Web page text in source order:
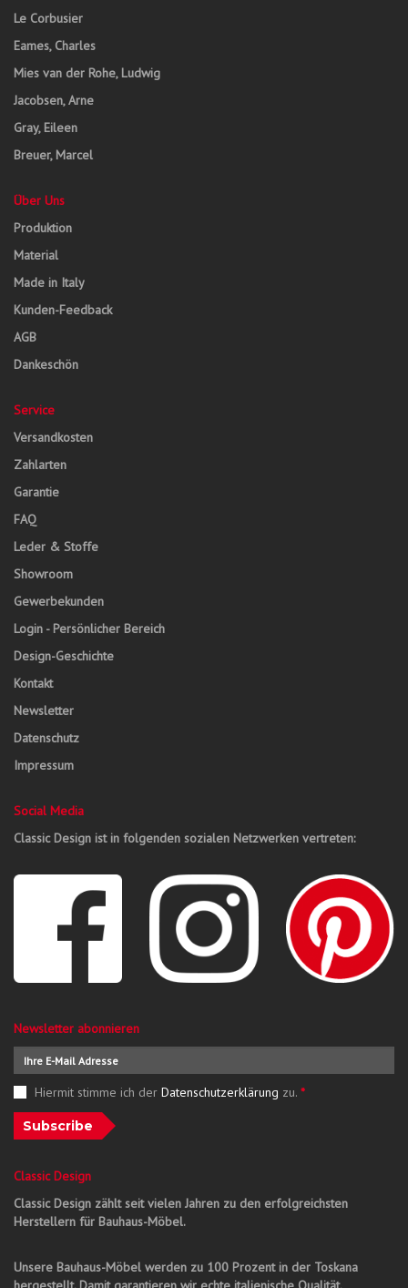
Le Corbusier
Eames, Charles
Mies van der Rohe, Ludwig
Jacobsen, Arne
Gray, Eileen
Breuer, Marcel
Über Uns
Produktion
Material
Made in Italy
Kunden-Feedback
AGB
Dankeschön
Service
Versandkosten
Zahlarten
Garantie
FAQ
Leder & Stoffe
Showroom
Gewerbekunden
Login - Persönlicher Bereich
Design-Geschichte
Kontakt
Newsletter
Datenschutz
Impressum
Social Media
Classic Design ist in folgenden sozialen Netzwerken vertreten:
Newsletter abonnieren
Hiermit stimme ich der Datenschutzerklärung zu. *
Subscribe
Classic Design
Classic Design zählt seit vielen Jahren zu den erfolgreichsten
Herstellern für Bauhaus-Möbel.
Unsere Bauhaus-Möbel werden zu 100 Prozent in der Toskana